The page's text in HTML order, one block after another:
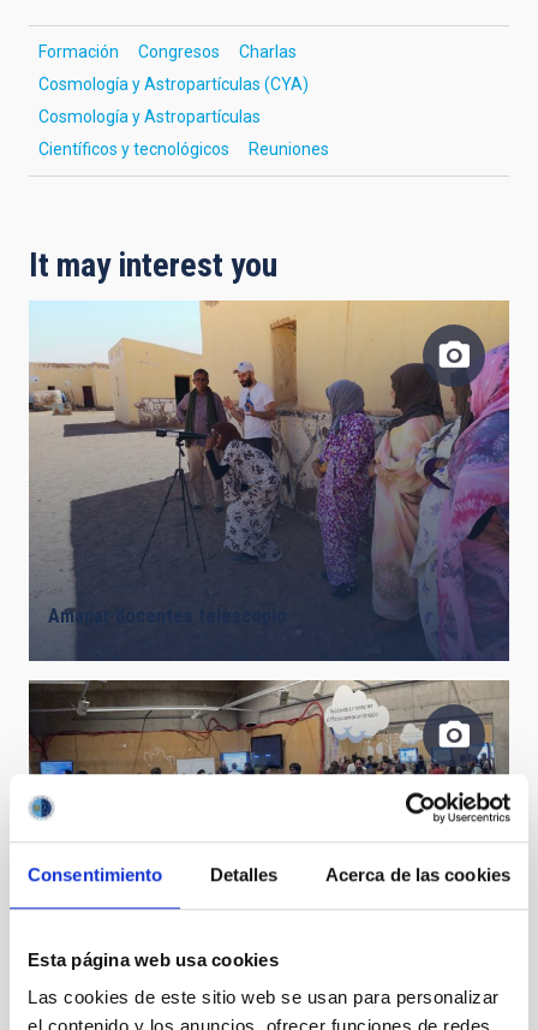
Consentimiento Detalles Acerca de las cookies
Esta página web usa cookies
Las cookies de este sitio web se usan para personalizar
Formación Congresos
Charlas
Cosmología y Astropartículas (CYA)
Cosmología y Astropartículas
Científicos y tecnológicos
Reuniones
It may interest you
Amanar docentes telescopio